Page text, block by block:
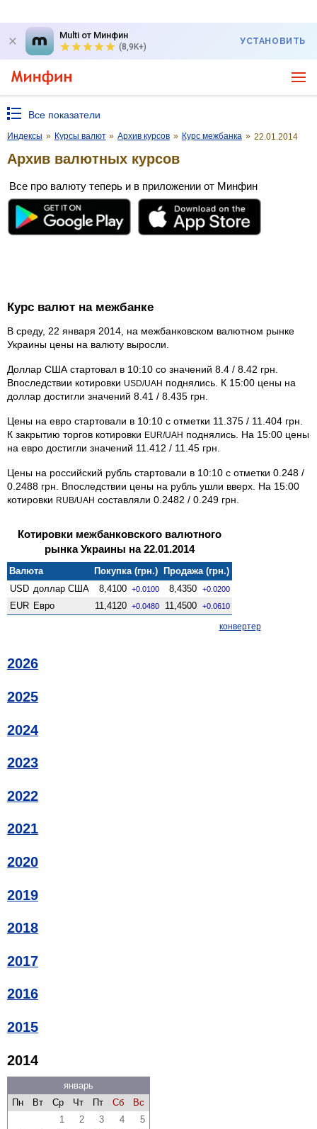
Multi от Минфин
(8,9K+)
УСТАНОВИТЬ
Все показатели
Индексы » Курсы валют » Архив курсов » Курс межбанка » 22.01.2014
Архив валютных курсов
Все про валюту теперь и в приложении от Минфин
Курс валют на межбанке
В среду, 22 января 2014, на межбанковском валютном рынке
Украины цены на валюту выросли.
Доллар США стартовал в 10:10 со значений 8.4 / 8.42 грн.
Впоследствии котировки USD/UAH поднялись. К 15:00 цены на
доллар достигли значений 8.41 / 8.435 грн.
Цены на евро стартовали в 10:10 с отметки 11.375 / 11.404 грн.
К закрытию торгов котировки EUR/UAH поднялись. На 15:00 цены
на евро достигли значений 11.412 / 11.45 грн.
Цены на российский рубль стартовали в 10:10 с отметки 0.248 /
0.2488 грн. Впоследствии цены на рубль ушли вверх. На 15:00
котировки RUB/UAH составляли 0.2482 / 0.249 грн.
Котировки межбанковского валютного
рынка Украины на 22.01.2014
Валюта Покупка (грн.)
Продажа (грн.)
USD доллар США 8,4100 +0.0100 8,4350 +0.0200
EUR Евро 11,4120 +0.0480 11,4500 +0.0610
конвертер
2026
2025
2024
2023
2022
2021
2020
2019
2018
2017
2016
2015
2014
январь
Пн
Вт Ср Чт Пт Сб
Вс
1
2 3 4
5